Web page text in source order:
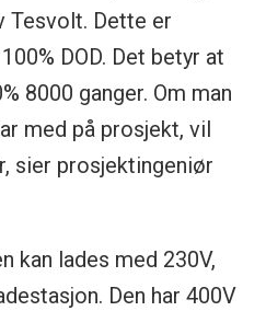
Tesvolt. Dette er
DOD. Det betyr at
8000 ganger. Om man
med på prosjekt, vil
sier prosjektingeniør
kan lades med 230V,
Den har 400V